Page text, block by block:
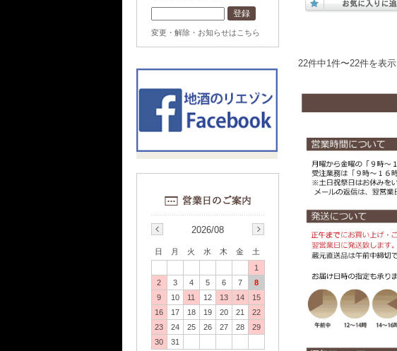
22件中1件〜22件を表示
変更・解除・お知らせはこちら
2026/08
日 月 火 水 木 金
土
1
2
3 4 5 6 7
8
9
10 11 12 13 14
15
16
17 18 19 20 21
22
23
24 25 26 27 28
29
30
31